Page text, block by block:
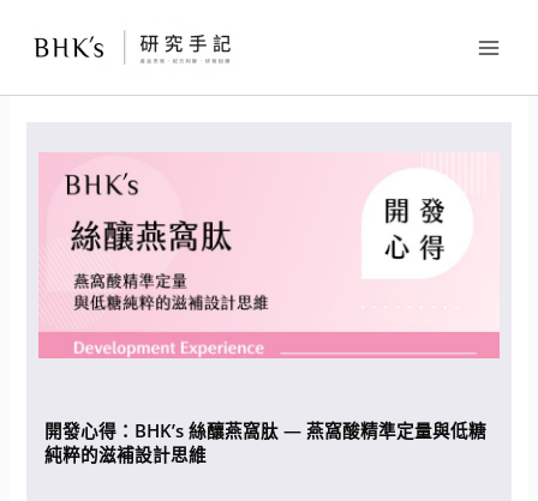
要
開發心得：BHK’s 絲釀燕窩肽 — 燕窩酸精準定量與低糖
純粹的滋補設計思維